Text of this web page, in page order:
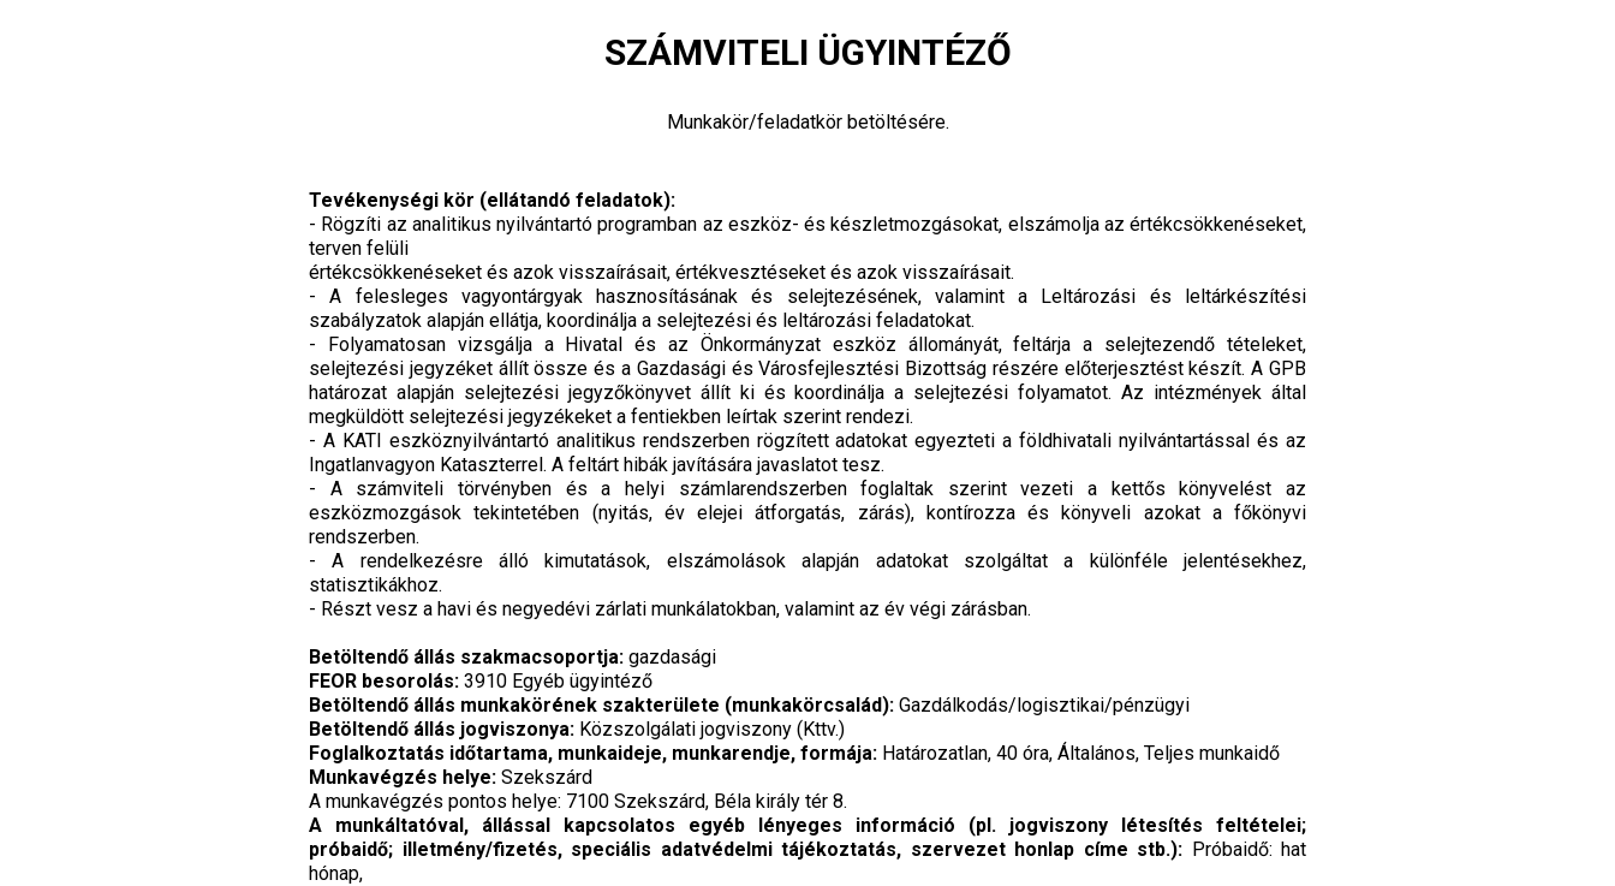
SZÁMVITELI ÜGYINTÉZŐ
Munkakör/feladatkör betöltésére.
Tevékenységi kör (ellátandó feladatok):
- Rögzíti az analitikus nyilvántartó programban az eszköz- és készletmozgásokat, elszámolja az értékcsökkenéseket,
terven felüli
értékcsökkenéseket és azok visszaírásait, értékvesztéseket és azok visszaírásait.
- A felesleges vagyontárgyak hasznosításának és selejtezésének, valamint a Leltározási és leltárkészítési
szabályzatok alapján ellátja, koordinálja a selejtezési és leltározási feladatokat.
- Folyamatosan vizsgálja a Hivatal és az Önkormányzat eszköz állományát, feltárja a selejtezendő tételeket,
selejtezési jegyzéket állít össze és a Gazdasági és Városfejlesztési Bizottság részére előterjesztést készít. A GPB
határozat alapján selejtezési jegyzőkönyvet állít ki és koordinálja a selejtezési folyamatot. Az intézmények által
megküldött selejtezési jegyzékeket a fentiekben leírtak szerint rendezi.
- A KATI eszköznyilvántartó analitikus rendszerben rögzített adatokat egyezteti a földhivatali nyilvántartással és az
Ingatlanvagyon Kataszterrel. A feltárt hibák javítására javaslatot tesz.
- A számviteli törvényben és a helyi számlarendszerben foglaltak szerint vezeti a kettős könyvelést az
eszközmozgások tekintetében (nyitás, év elejei átforgatás, zárás), kontírozza és könyveli azokat a főkönyvi
rendszerben.
- A rendelkezésre álló kimutatások, elszámolások alapján adatokat szolgáltat a különféle jelentésekhez,
statisztikákhoz.
- Részt vesz a havi és negyedévi zárlati munkálatokban, valamint az év végi zárásban.
Betöltendő állás szakmacsoportja: gazdasági
FEOR besorolás: 3910 Egyéb ügyintéző
Betöltendő állás munkakörének szakterülete (munkakörcsalád): Gazdálkodás/logisztikai/pénzügyi
Betöltendő állás jogviszonya: Közszolgálati jogviszony (Kttv.)
Foglalkoztatás időtartama, munkaideje, munkarendje, formája: Határozatlan, 40 óra, Általános, Teljes munkaidő
Munkavégzés helye: Szekszárd
A munkavégzés pontos helye: 7100 Szekszárd, Béla király tér 8.
A munkáltatóval, állással kapcsolatos egyéb lényeges információ (pl. jogviszony létesítés feltételei;
próbaidő; illetmény/fizetés, speciális adatvédelmi tájékoztatás, szervezet honlap címe stb.): Próbaidő: hat
hónap,